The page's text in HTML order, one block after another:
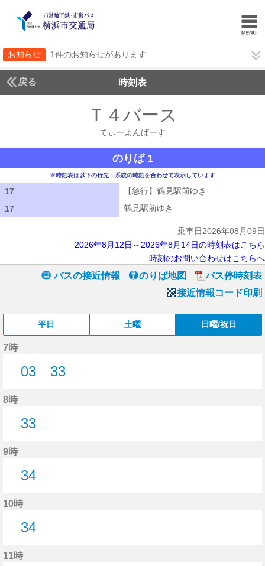
お知らせ 1件のお知らせがあります
戻る 時刻表
Ｔ４バース
てぃーよんばーす
のりば 1
※時刻表は以下の行先・系統の時刻を合わせて表示しています
17 【急行】鶴見駅前ゆき
17
鶴見駅前ゆき
乗車日2026年08月09日
2026年8月12日～2026年8月14日の時刻表はこちら
時刻のお問い合わせはこちらへ
バスの接近情報 のりば地図
バス停時刻表
接近情報コード印刷
平日 土曜 日曜/祝日
7時
03
33
8時
33
9時
34
10時
34
11時